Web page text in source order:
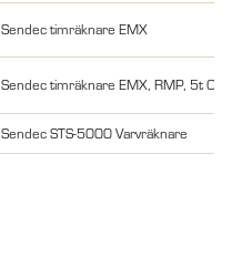
Sendec timräknare EMX
Sendec timräknare EMX, RMP, 5t
Sendec STS-5000 Varvräknare